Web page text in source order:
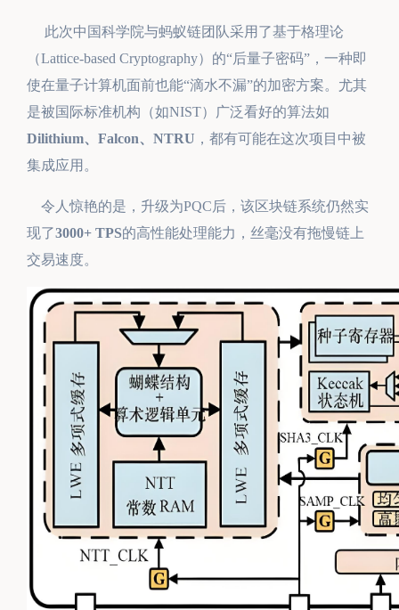
此次中国科学院与蚂蚁链团队采用了基于格理论
（Lattice-based Cryptography）的“后量子密码”，一种即
使在量子计算机面前也能“滴水不漏”的加密方案。尤其
是被国际标准机构（如NIST）广泛看好的算法如
Dilithium、Falcon、NTRU ，都有可能在这次项目中被
集成应用。
令人惊艳的是，升级为PQC后，该区块链系统仍然实
现了3000+ TPS的高性能处理能力，丝毫没有拖慢链上
交易速度。